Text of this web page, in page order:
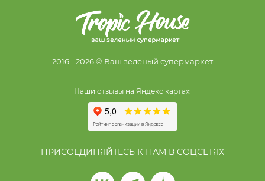
2016 - 2026 © Ваш зеленый супермаркет
Наши отзывы на Яндекс картах:
ПРИСОЕДИНЯЙТЕСЬ К НАМ В СОЦСЕТЯХ